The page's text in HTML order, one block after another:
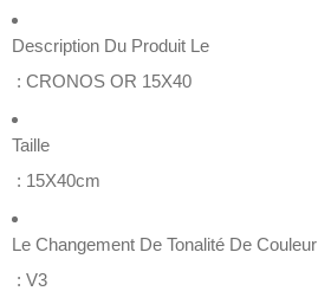
Description Du Produit Le
: CRONOS OR 15X40
Taille
: 15X40cm
Le Changement De Tonalité De Couleur
: V3